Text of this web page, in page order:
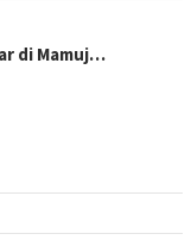
di Mamuj…